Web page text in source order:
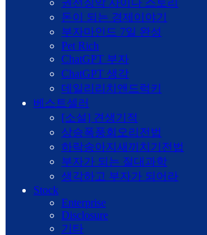
돈이 되는 경제이야기
부자마인드 7일 완성
Pet Rich
ChatGPT 부자
ChatGPT 생각
데일리리치앤드럭키
베스트셀러
[소설] 견생기적
상승폭풍회오리전법
하락송아지새끼치기전법
부자가 되는 절대과학
생각하고 부자가 되어라
Stock
Enterprise
Disclosure
기타